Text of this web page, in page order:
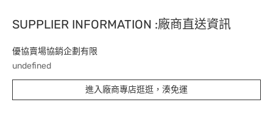
SUPPLIER INFORMATION :廠商直送資訊
優協賣場協銷企劃有限
undefined
進入廠商專店逛逛，湊免運